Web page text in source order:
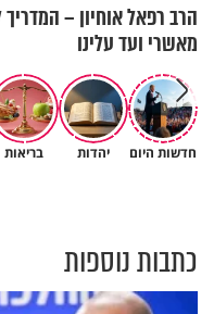
הרב רפאל אוחיון –
מאשרי ועד עלינו
חדשות היום יהדות בריאות
כל מה שנשבר יכול
כתבות נוספות